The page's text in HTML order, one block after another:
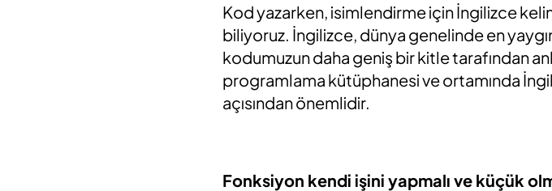
Kod yazarken, isimlendirme için İngilizce
biliyoruz. İngilizce, dünya genelinde en
kodumuzun daha geniş bir kitle tarafından
programlama kütüphanesi ve ortamında
açısından önemlidir.
Fonksiyon kendi işini yapmalı ve küçük